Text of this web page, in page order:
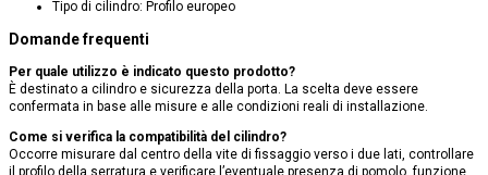
Tipo di cilindro: Profilo europeo
Domande frequenti
Per quale utilizzo è indicato questo prodotto?
È destinato a cilindro e sicurezza della porta. La scelta deve essere
confermata in base alle misure e alle condizioni reali di installazione.
Come si verifica la compatibilità del cilindro?
Occorre misurare dal centro della vite di fissaggio verso i due lati, controllare